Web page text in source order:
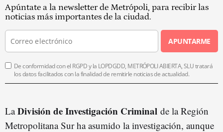
Apúntate a la newsletter de Metrópoli, para recibir las
noticias más importantes de la ciudad.
APUNTARME
De conformidad con el RGPD y la LOPDGDD, METRÓPOLI ABIERTA, SLU tratará
los datos facilitados con la finalidad de remitirle noticias de actualidad.
LaDivisión de Investigación Criminal de la Región
Metropolitana Sur ha asumido la investigación, aunque